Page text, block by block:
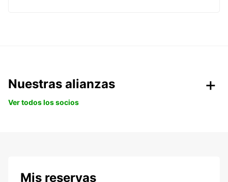
Nuestras alianzas
Ver todos los socios
Mis reservas